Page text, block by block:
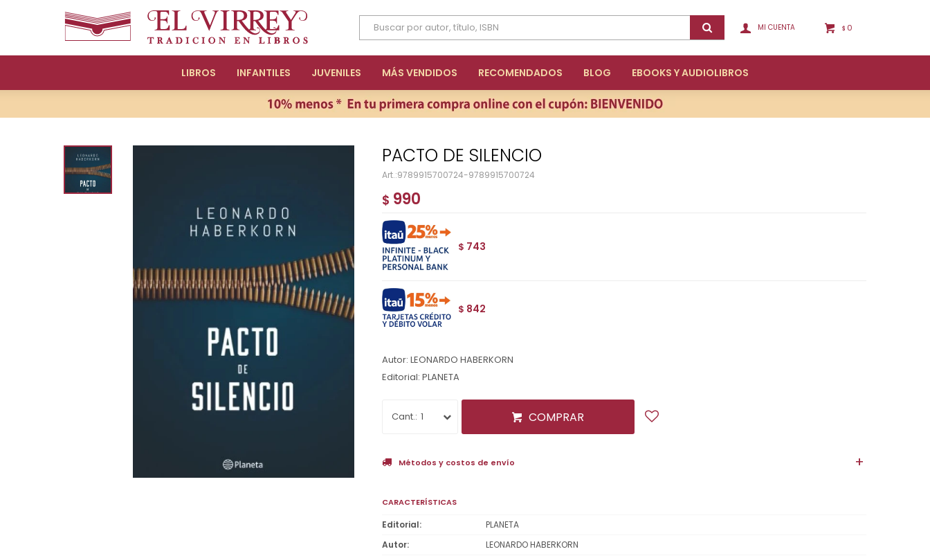
LIBROS INFANTILES JUVENILES MÁS VENDIDOS RECOMENDADOS BLOG EBOOKS Y AUDIOLIBROS
$ 0
PACTO DE SILENCIO
9789915700724-9789915700724
$ 990
$ 743
$ 842
Autor: LEONARDO HABERKORN
Editorial: PLANETA
1 COMPRAR
Métodos y costos de envío
CARACTERÍSTICAS
Editorial
PLANETA
Autor
LEONARDO HABERKORN